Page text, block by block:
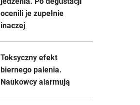
ocenili je zupełnie
inaczej
Toksyczny efekt
biernego palenia.
Naukowcy alarmują